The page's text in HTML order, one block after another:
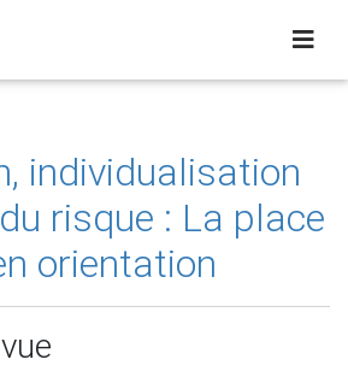
individualisation
risque : La place
orientation